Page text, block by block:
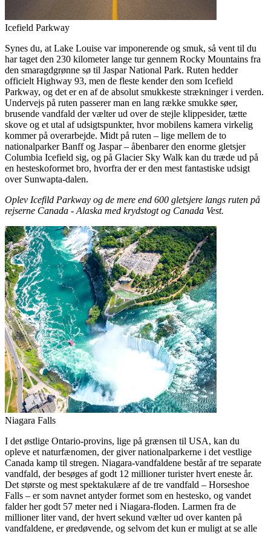
Icefield Parkway
Synes du, at Lake Louise var imponerende og smuk, så vent til du
har taget den 230 kilometer lange tur gennem Rocky Mountains fra
den smaragdgrønne sø til Jaspar National Park. Ruten hedder
officielt Highway 93, men de fleste kender den som Icefield
Parkway, og det er en af de absolut smukkeste strækninger i verden.
Undervejs på ruten passerer man en lang række smukke søer,
brusende vandfald der vælter ud over de stejle klippesider, tætte
skove og et utal af udsigtspunkter, hvor mobilens kamera virkelig
kommer på overarbejde. Midt på ruten – lige mellem de to
nationalparker Banff og Jaspar – åbenbarer den enorme gletsjer
Columbia Icefield sig, og på Glacier Sky Walk kan du træde ud på
en hesteskoformet bro, hvorfra der er den mest fantastiske udsigt
over Sunwapta-dalen.
Oplev Icefild Parkway og de mere end 600 gletsjere langs ruten på
rejserne Canada - Alaska med krydstogt og Canada Vest.
Niagara Falls
I det østlige Ontario-provins, lige på grænsen til USA, kan du
opleve et naturfænomen, der giver nationalparkerne i det vestlige
Canada kamp til stregen. Niagara-vandfaldene består af tre separate
vandfald, der besøges af godt 12 millioner turister hvert eneste år.
Det største og mest spektakulære af de tre vandfald – Horseshoe
Falls – er som navnet antyder formet som en hestesko, og vandet
falder her godt 57 meter ned i Niagara-floden. Larmen fra de
millioner liter vand, der hvert sekund vælter ud over kanten på
vandfaldene, er øredøvende, og selvom det kun er muligt at se alle